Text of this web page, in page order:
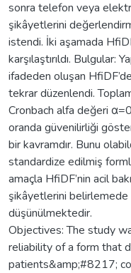
sonra telefon veya
şikâyetlerini
istendi. İki aşamada
karşılaştırıldı. Bulgular:
ifadeden oluşan
tekrar düzenlendi.
Cronbach alfa değeri
oranda güvenilirliği
bir kavramdır. Bunu
standardize edilmiş
amaçla HfiDF’nin acil
şikâyetlerini belirlemede
düşünülmektedir.
Objectives: The study
reliability of a form that
patients&amp;#8217;